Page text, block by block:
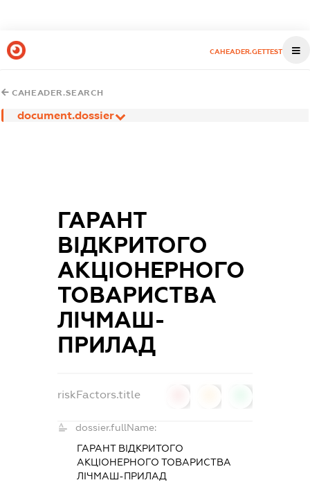
CAHEADER.GETTEST
CAHEADER.SEARCH
document.dossier
ГАРАНТ
ВІДКРИТОГО
АКЦІОНЕРНОГО
ТОВАРИСТВА
ЛІЧМАШ-
ПРИЛАД
riskFactors.title
dossier.fullName:
ГАРАНТ ВІДКРИТОГО
АКЦІОНЕРНОГО ТОВАРИСТВА
ЛІЧМАШ-ПРИЛАД